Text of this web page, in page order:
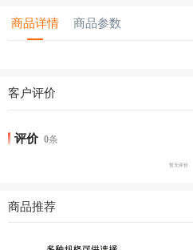
商品详情 商品参数
客户评价
评价 0条
暂无评价
商品推荐